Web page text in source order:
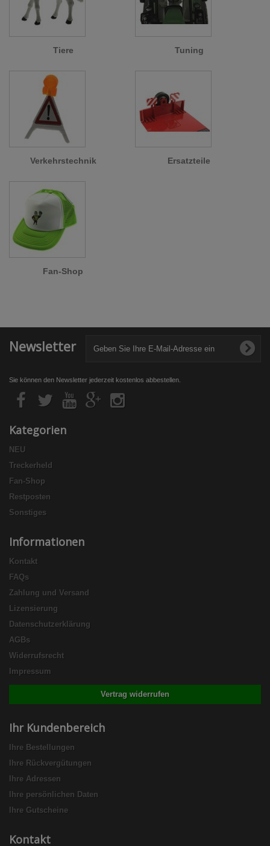
Tiere Tuning
Verkehrstechnik Ersatzteile
Fan-Shop
Newsletter
Sie können den Newsletter jederzeit kostenlos abbestellen.
Kategorien
NEU
Treckerheld
Fan-Shop
Restposten
Sonstiges
Informationen
Kontakt
FAQs
Zahlung und Versand
Lizensierung
Datenschutzerklärung
AGBs
Widerrufsrecht
Impressum
Vertrag widerrufen
Ihr Kundenbereich
Ihre Bestellungen
Ihre Rückvergütungen
Ihre Adressen
Ihre persönlichen Daten
Ihre Gutscheine
Kontakt